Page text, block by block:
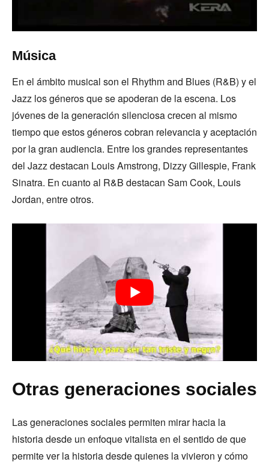
Música
En el ámbito musical son el Rhythm and Blues (R&B) y el
Jazz los géneros que se apoderan de la escena. Los
jóvenes de la generación silenciosa crecen al mismo
tiempo que estos géneros cobran relevancia y aceptación
por la gran audiencia. Entre los grandes representantes
del Jazz destacan Louis Amstrong, Dizzy Gillespie, Frank
Sinatra. En cuanto al R&B destacan Sam Cook, Louis
Jordan, entre otros.
Otras generaciones sociales
Las generaciones sociales permiten mirar hacia la
historia desde un enfoque vitalista en el sentido de que
permite ver la historia desde quienes la vivieron y cómo